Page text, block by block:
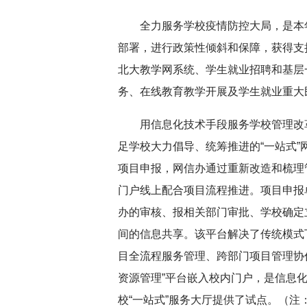
全力服务学校疫情防控大局，是
部署，进行政策性倾斜和保障，获得
北大教学网系统、学生就业招聘和基
务、在线教育教学开展及学生就业重
用信息化技术手段服务学校管理
足学校大力倡导、统筹推进的“一站式
项目申报，网信办通过重新改造和梳
门户线上配合项目流程推进。项目申
办的审核、报相关部门审批、学校确
间的信息共享。该平台解决了传统模
目全流程服务管理、跨部门项目管理
资源管理”平台嵌入校内门户，是信息
校“一站式”服务大厅提供了试点。
（